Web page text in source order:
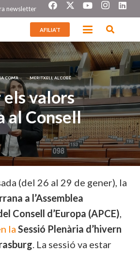
newsletter
AFILIA’T
COMA MERITXELL ALCOBÉ
valors
al Consell
(del 26 al 29 de gener), la
a l’Assemblea
Consell d’Europa (APCE),
la Sessió Plenària d’hivern
. La sessió va estar